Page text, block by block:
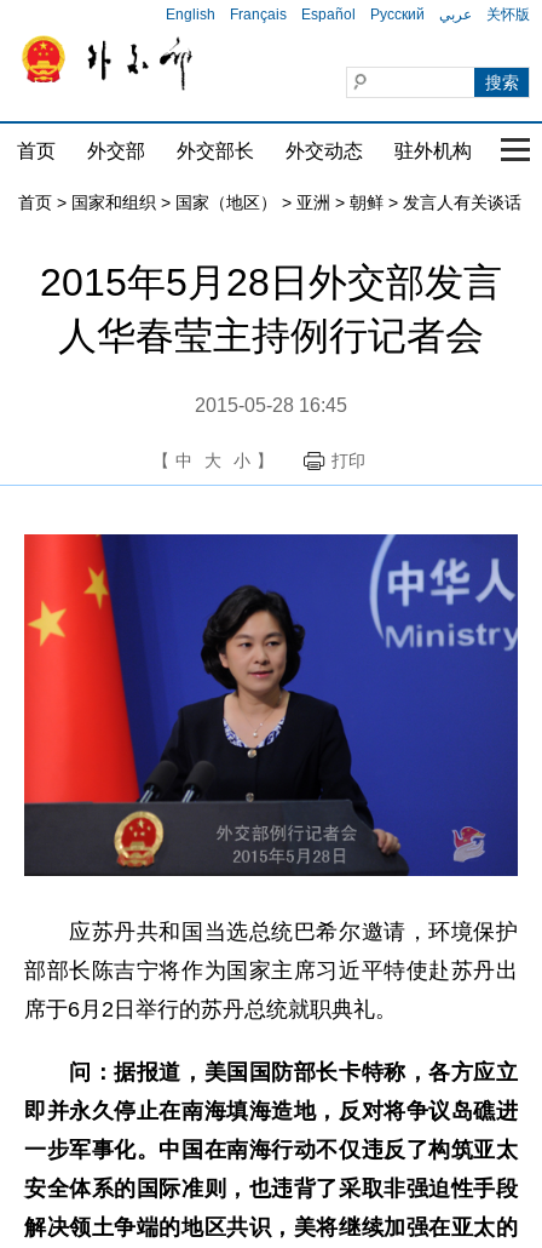
English Français Español Русский عربي 关怀版
首页 外交部 外交部长 外交动态 驻外机构 国
首页 > 国家和组织 > 国家（地区） > 亚洲 > 朝鲜 > 发言人有关谈话
2015年5月28日外交部发言
人华春莹主持例行记者会
2015-05-28 16:45
【 中 大 小 】 打印
应苏丹共和国当选总统巴希尔邀请，环境保护
部部长陈吉宁将作为国家主席习近平特使赴苏丹出
席于6月2日举行的苏丹总统就职典礼。
问：据报道，美国国防部长卡特称，各方应立
即并永久停止在南海填海造地，反对将争议岛礁进
一步军事化。中国在南海行动不仅违反了构筑亚太
安全体系的国际准则，也违背了采取非强迫性手段
解决领土争端的地区共识，美将继续加强在亚太的